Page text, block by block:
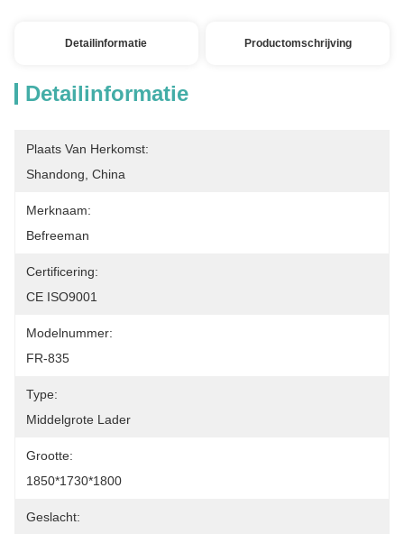
Detailinformatie Productomschrijving
Detailinformatie
Plaats Van Herkomst:
Shandong, China
Merknaam:
Befreeman
Certificering:
CE ISO9001
Modelnummer:
FR-835
Type:
Middelgrote Lader
Grootte:
1850*1730*1800
Geslacht: